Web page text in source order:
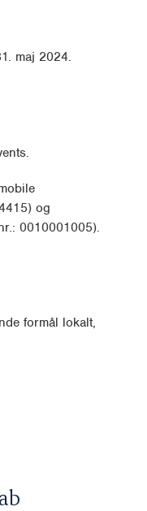
maj 2024.
og
0010001005).
formål lokalt,